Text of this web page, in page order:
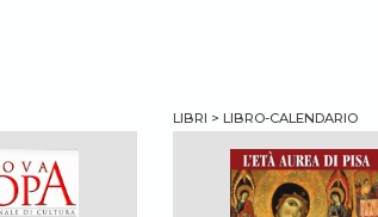
LIBRI > LIBRO-CALENDARIO